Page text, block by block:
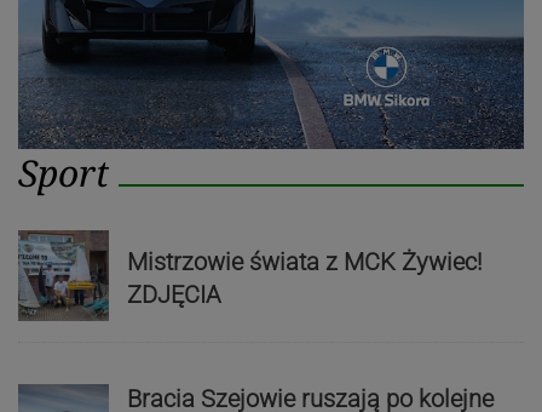
Sport
Mistrzowie świata z MCK Żywiec!
ZDJĘCIA
Bracia Szejowie ruszają po kolejne